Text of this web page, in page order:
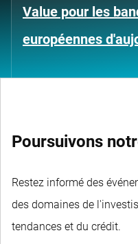
Value pour les
européennes
Poursuivons
Restez informé des
des domaines de
tendances et du crédit.